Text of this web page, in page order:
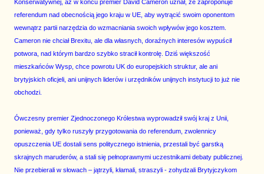
Konserwatywnej, aż w końcu premier David Cameron uznał, że zaproponuje
referendum nad obecnością jego kraju w UE, aby wytrącić swoim oponentom
wewnątrz partii narzędzia do wzmacniania swoich wpływów jego kosztem.
Cameron nie chciał Brexitu, ale dla własnych, doraźnych interesów wypuścił
potwora, nad którym bardzo szybko stracił kontrolę. Dziś większość
mieszkańców Wysp, chce powrotu UK do europejskich struktur, ale ani
brytyjskich oficjeli, ani unijnych liderów i urzędników unijnych instytucji to już nie
obchodzi.
Ówczesny premier Zjednoczonego Królestwa wyprowadził swój kraj z Unii,
ponieważ, gdy tylko ruszyły przygotowania do referendum, zwolennicy
opuszczenia UE dostali sens politycznego istnienia, przestali być garstką
skrajnych maruderów, a stali się pełnoprawnymi uczestnikami debaty publicznej.
Nie przebierali w słowach – jątrzyli, kłamali, straszyli - zohydzali Brytyjczykom